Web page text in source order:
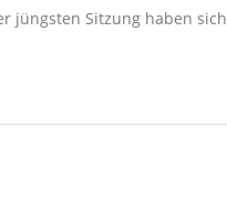
jüngsten Sitzung haben